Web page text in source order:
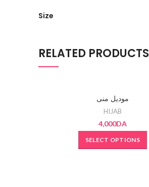
Size
RELATED PRODUCTS
موديل منى
HIJAB
4,000DA
SELECT OPTIONS